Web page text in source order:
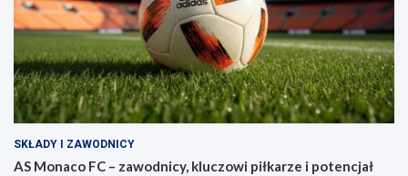
SKŁADY I ZAWODNICY
AS Monaco FC – zawodnicy, kluczowi piłkarze i potencjał